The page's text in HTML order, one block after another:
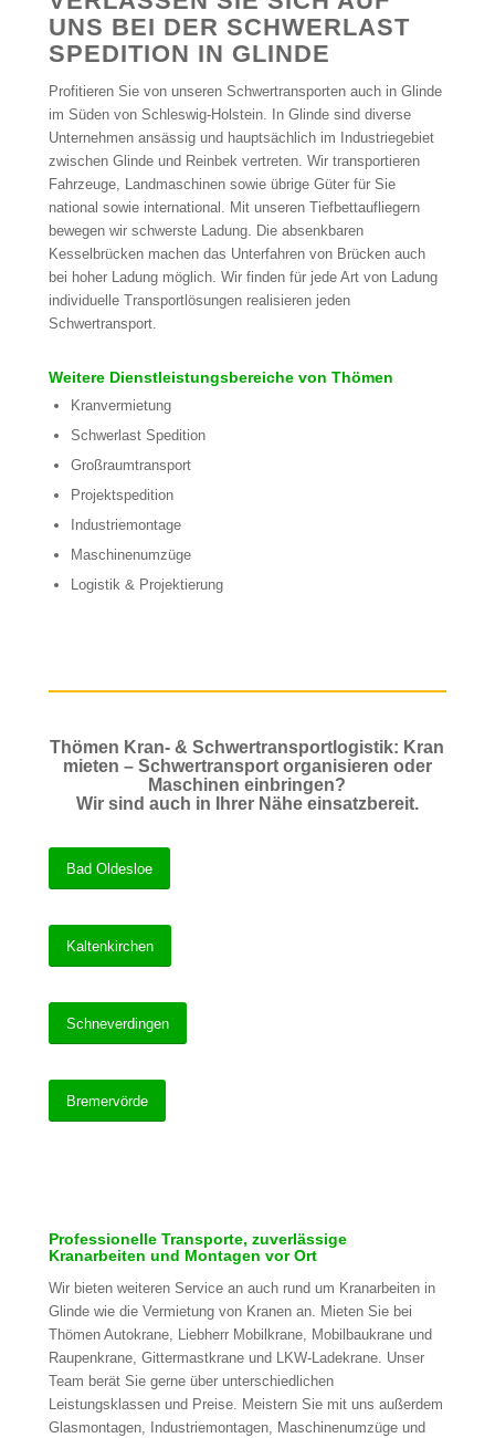
UNS BEI DER SCHWERLAST
SPEDITION IN GLINDE
Profitieren Sie von unseren Schwertransporten auch in Glinde
im Süden von Schleswig-Holstein. In Glinde sind diverse
Unternehmen ansässig und hauptsächlich im Industriegebiet
zwischen Glinde und Reinbek vertreten. Wir transportieren
Fahrzeuge, Landmaschinen sowie übrige Güter für Sie
national sowie international. Mit unseren Tiefbettaufliegern
bewegen wir schwerste Ladung. Die absenkbaren
Kesselbrücken machen das Unterfahren von Brücken auch
bei hoher Ladung möglich. Wir finden für jede Art von Ladung
individuelle Transportlösungen realisieren jeden
Schwertransport.
Weitere Dienstleistungsbereiche von Thömen
Kranvermietung
Schwerlast Spedition
Großraumtransport
Projektspedition
Industriemontage
Maschinenumzüge
Logistik & Projektierung
Thömen Kran- & Schwertransportlogistik: Kran
mieten – Schwertransport organisieren oder
Maschinen einbringen?
Wir sind auch in Ihrer Nähe einsatzbereit.
Bad Oldesloe
Kaltenkirchen
Schneverdingen
Bremervörde
Professionelle Transporte, zuverlässige
Kranarbeiten und Montagen vor Ort
Wir bieten weiteren Service an auch rund um Kranarbeiten in
Glinde wie die Vermietung von Kranen an. Mieten Sie bei
Thömen Autokrane, Liebherr Mobilkrane, Mobilbaukrane und
Raupenkrane, Gittermastkrane und LKW-Ladekrane. Unser
Team berät Sie gerne über unterschiedlichen
Leistungsklassen und Preise. Meistern Sie mit uns außerdem
Glasmontagen, Industriemontagen, Maschinenumzüge und